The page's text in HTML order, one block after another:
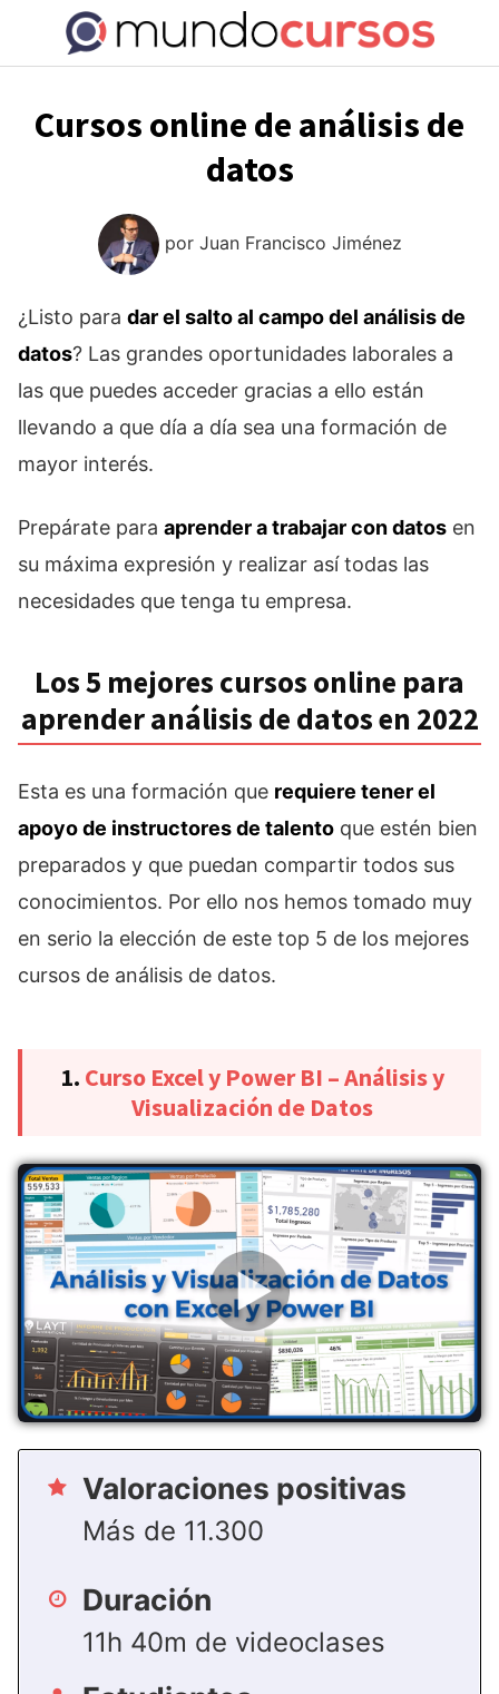
contenido
Cursos online de análisis de
datos
por Juan Francisco Jiménez
¿Listo para dar el salto al campo del análisis de
datos? Las grandes oportunidades laborales a
las que puedes acceder gracias a ello están
llevando a que día a día sea una formación de
mayor interés.
Prepárate para aprender a trabajar con datos en
su máxima expresión y realizar así todas las
necesidades que tenga tu empresa.
Los 5 mejores cursos online para
aprender análisis de datos en 2022
Esta es una formación que requiere tener el
apoyo de instructores de talento que estén bien
preparados y que puedan compartir todos sus
conocimientos. Por ello nos hemos tomado muy
en serio la elección de este top 5 de los mejores
cursos de análisis de datos.
1. Curso Excel y Power BI – Análisis y
Visualización de Datos
Valoraciones positivas
Más de 11.300
Duración
11h 40m de videoclases